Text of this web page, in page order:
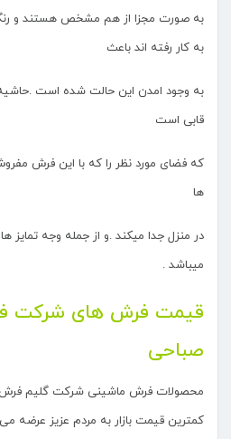
به صورت مجزا از هم مشخص هستند و
به کار رفته اند باعث
به وجود امدن این حالت شده است
قابی است
که فضای مورد نظر را که با این فرش
ها
در منزل جدا میکند .و از جمله وجه تمایز
میباشد .
قیمت فرش های شرکت
صباحی
محصولات فرش ماشینی شرکت گلیم فرش
کمترین قیمت بازار به مردم عزیز عرضه